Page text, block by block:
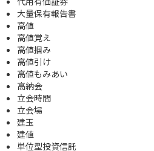
大量保有報告書
高値
高値覚え
高値掴み
高値引け
高値もみあい
高納会
立会時間
立会場
建玉
建値
単位型投資信託